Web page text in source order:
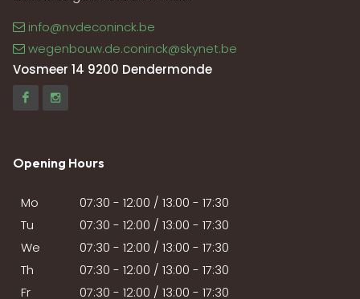
info@nvdeconinck.be
wegenbouw.de.coninck@skynet.be
Vosmeer 14 9200 Dendermonde
Opening Hours
Mo
07:30 - 12:00 / 13:00 - 17:30
Tu
07:30 - 12:00 / 13:00 - 17:30
We
07:30 - 12:00 / 13:00 - 17:30
Th
07:30 - 12:00 / 13:00 - 17:30
Fr
07:30 - 12:00 / 13:00 - 17:30